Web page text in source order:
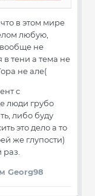
в этом мире
любую,
вообще не
в тени а темa не
не але(
с
люди грубо
либо буду
это дело а то
же глупости)
Georg98